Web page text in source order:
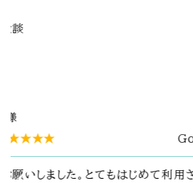
。その場の雰囲気 春日大社でお宮